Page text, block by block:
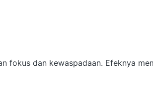
fokus dan kewaspadaan. Efeknya